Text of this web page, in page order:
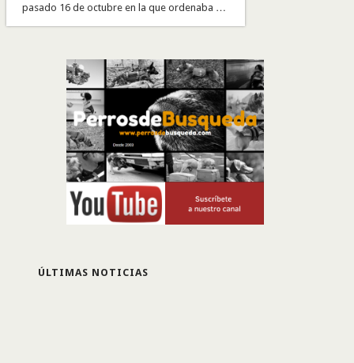
pasado 16 de octubre en la que ordenaba …
ÚLTIMAS NOTICIAS